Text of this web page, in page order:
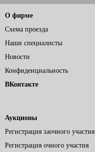
О фирме
Схема проезда
Наши специалисты
Новости
Конфиденциальность
ВКонтакте
Аукционы
Регистрация заочного участия
Регистрация очного участия